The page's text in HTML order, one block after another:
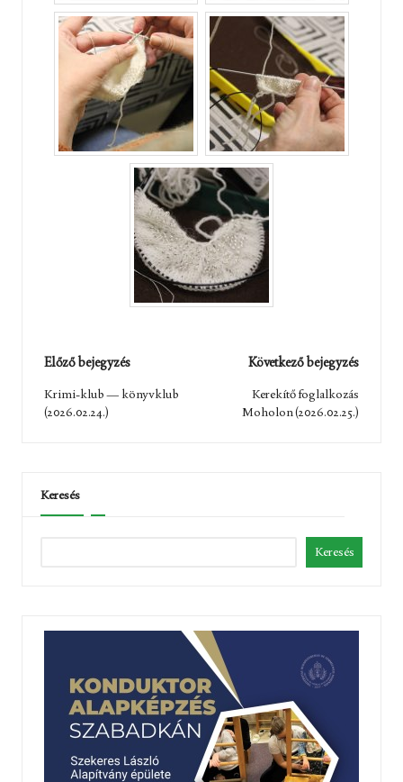
Post
navigation
Előző bejegyzés
Krimi-klub — könyvklub
(2026.02.24.)
Következő bejegyzés
Kerekítő foglalkozás
Moholon (2026.02.25.)
Keresés
Keresés